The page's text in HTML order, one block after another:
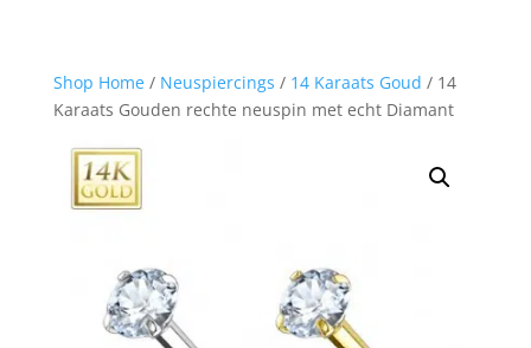
Shop Home/ Neuspiercings / 14 Karaats Goud / 14
Karaats Gouden rechte neuspin met echt Diamant